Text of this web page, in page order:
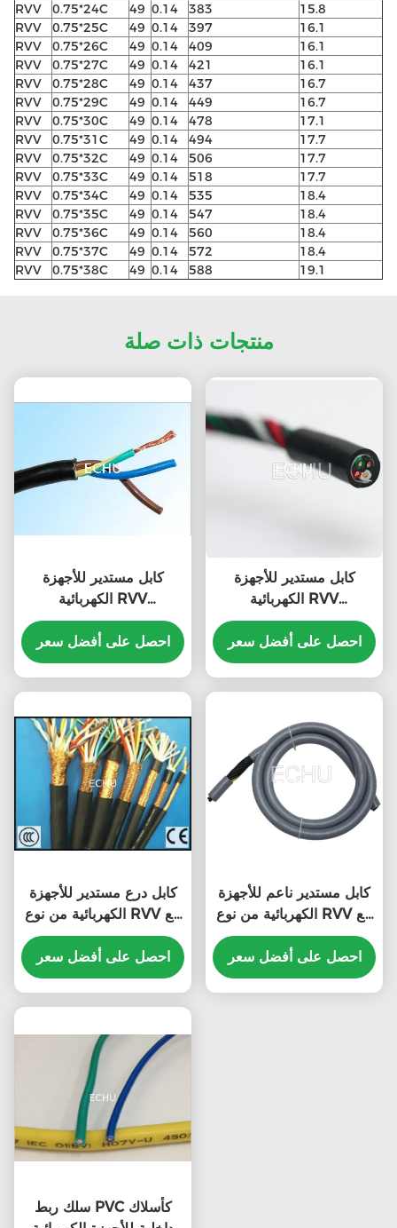
RVV
0.75*24C 49 0.14 383
15.8
RVV
0.75*25C 49 0.14 397
16.1
RVV
0.75*26C 49 0.14 409
16.1
RVV
0.75*27C 49 0.14 421
16.1
RVV
0.75*28C 49 0.14 437
16.7
RVV
0.75*29C 49 0.14 449
16.7
RVV
0.75*30C 49 0.14 478
17.1
RVV
0.75*31C 49 0.14 494
17.7
RVV
0.75*32C 49 0.14 506
17.7
RVV
0.75*33C 49 0.14 518
17.7
RVV
0.75*34C 49 0.14 535
18.4
RVV
0.75*35C 49 0.14 547
18.4
RVV
0.75*36C 49 0.14 560
18.4
RVV
0.75*37C 49 0.14 572
18.4
RVV
0.75*38C 49 0.14 588 19.1
منتجات ذات صلة
كابل مستدير للأجهزة
الكهربائية RVV
3Cx1.5sqmm مع شهادة
CE باللون الرمادي
احصل على أفضل سعر
كابل مستدير للأجهزة
الكهربائية RVV
6Cx1.0sqmm مع شهادة
CE باللون الرمادي
احصل على أفضل سعر
كابل درع مستدير للأجهزة
الكهربائية من نوع RVV مع
شهادة CE باللون الأسود
احصل على أفضل سعر
كابل مستدير ناعم للأجهزة
الكهربائية من نوع RVV مع
شهادة CE باللون الرمادي
احصل على أفضل سعر
سلك ربط PVC كأسلاك